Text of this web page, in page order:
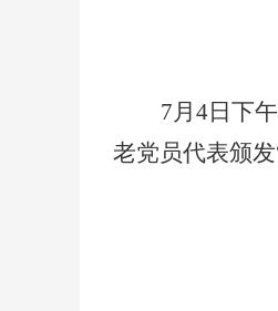
7月4日下
老党员代表颁